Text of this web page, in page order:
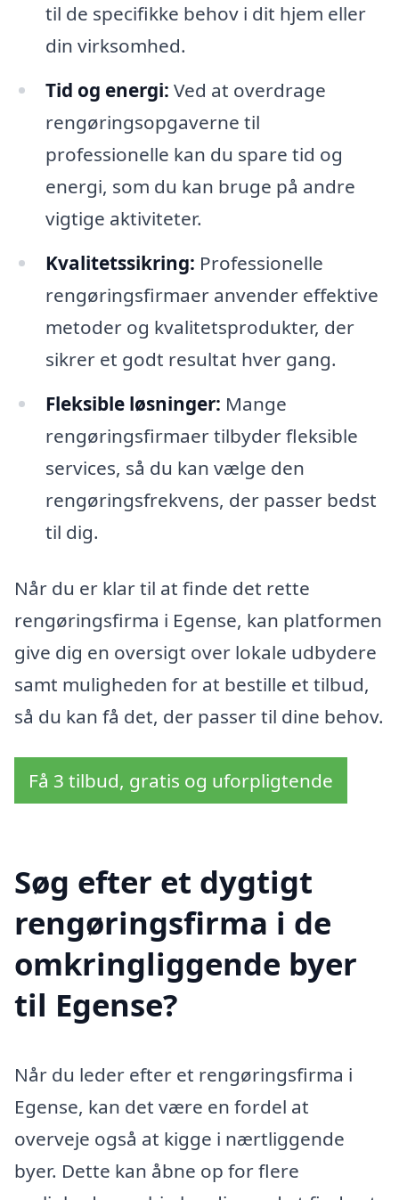
til de specifikke behov i dit hjem eller
din virksomhed.
Tid og energi: Ved at overdrage
rengøringsopgaverne til
professionelle kan du spare tid og
energi, som du kan bruge på andre
vigtige aktiviteter.
Kvalitetssikring: Professionelle
rengøringsfirmaer anvender effektive
metoder og kvalitetsprodukter, der
sikrer et godt resultat hver gang.
Fleksible løsninger: Mange
rengøringsfirmaer tilbyder fleksible
services, så du kan vælge den
rengøringsfrekvens, der passer bedst
til dig.
Når du er klar til at finde det rette
rengøringsfirma i Egense, kan platformen
give dig en oversigt over lokale udbydere
samt muligheden for at bestille et tilbud,
så du kan få det, der passer til dine behov.
Få 3 tilbud, gratis og uforpligtende
Søg efter et dygtigt
rengøringsfirma i de
omkringliggende byer
til Egense?
Når du leder efter et rengøringsfirma i
Egense, kan det være en fordel at
overveje også at kigge i nærtliggende
byer. Dette kan åbne op for flere